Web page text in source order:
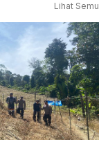
Lihat